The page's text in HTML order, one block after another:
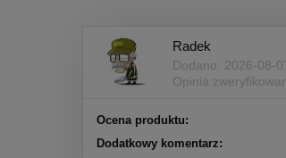
Radek
Dodano: 2026-08-
Opinia
Ocena produktu:
Dodatkowy komentarz: